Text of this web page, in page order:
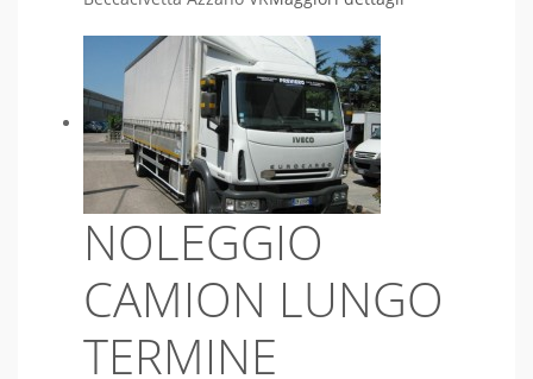
NOLEGGIO
CAMION LUNGO
TERMINE